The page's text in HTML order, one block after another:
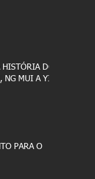
DO
NG MUI A YIP
PARA O